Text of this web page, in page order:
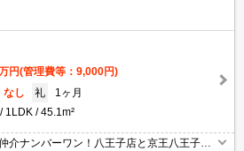
円(管理費等：9,000円)
なし 礼
1ヶ月
1LDK 45.1m²
介ナンバーワン！八王子店と京王八王子店